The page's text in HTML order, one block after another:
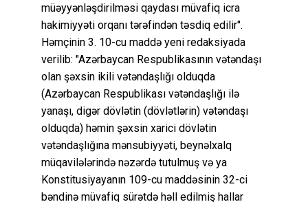
müəyyənləşdirilməsi qaydası müvafiq icra
hakimiyyəti orqanı tərəfindən təsdiq edilir".
Həmçinin 3. 10-cu maddə yeni redaksiyada
verilib: "Azərbaycan Respublikasının vətəndaşı
olan şəxsin ikili vətəndaşlığı olduqda
(Azərbaycan Respublikası vətəndaşlığı ilə
yanaşı, digər dövlətin (dövlətlərin) vətəndaşı
olduqda) həmin şəxsin xarici dövlətin
vətəndaşlığına mənsubiyyəti, beynəlxalq
müqavilələrində nəzərdə tutulmuş və ya
Konstitusiyayanın 109-cu maddəsinin 32-ci
bəndinə müvafiq sürətdə həll edilmiş hallar